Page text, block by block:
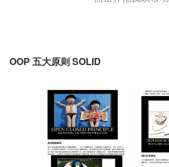
OOP 五大原则 SOLID